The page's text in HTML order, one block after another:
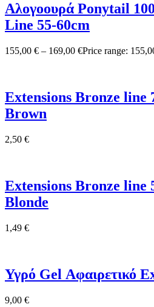
Αλογoουρά Ponytail
Line 55-60cm
155,00 € – 169,00 €Price range:
Extensions Bronze line
Brown
2,50 €
Extensions Bronze line
Blonde
1,49 €
Υγρό Gel Αφαιρετικό
9,00 €